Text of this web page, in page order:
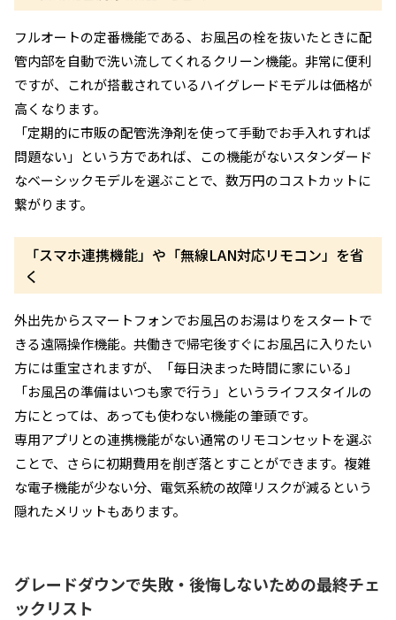
フルオートの定番機能である、お風呂の栓を抜いたときに配
管内部を自動で洗い流してくれるクリーン機能。非常に便利
ですが、これが搭載されているハイグレードモデルは価格が
高くなります。
「定期的に市販の配管洗浄剤を使って手動でお手入れすれば
問題ない」という方であれば、この機能がないスタンダード
なベーシックモデルを選ぶことで、数万円のコストカットに
繋がります。
「スマホ連携機能」や「無線LAN対応リモコン」を省
く
外出先からスマートフォンでお風呂のお湯はりをスタートで
きる遠隔操作機能。共働きで帰宅後すぐにお風呂に入りたい
方には重宝されますが、「毎日決まった時間に家にいる」
「お風呂の準備はいつも家で行う」というライフスタイルの
方にとっては、あっても使わない機能の筆頭です。
専用アプリとの連携機能がない通常のリモコンセットを選ぶ
ことで、さらに初期費用を削ぎ落とすことができます。複雑
な電子機能が少ない分、電気系統の故障リスクが減るという
隠れたメリットもあります。
グレードダウンで失敗・後悔しないための最終チェ
ックリスト